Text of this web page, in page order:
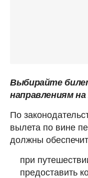
Выбирайте
направлениям на
По
вылета по вине
должны
при
предоставить